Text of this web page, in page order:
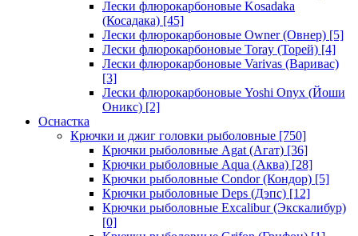
Лески флюрокарбоновые Kosadaka
(Косадака) [45]
Лески флюрокарбоновые Owner (Овнер) [5]
Лески флюрокарбоновые Toray (Торей) [4]
Лески флюрокарбоновые Varivas (Варивас)
[3]
Лески флюрокарбоновые Yoshi Onyx (Йоши
Оникс) [2]
Оснастка
Крючки и джиг головки рыболовные [750]
Крючки рыболовные Agat (Агат) [36]
Крючки рыболовные Aqua (Аква) [28]
Крючки рыболовные Condor (Кондор) [5]
Крючки рыболовные Deps (Дэпс) [12]
Крючки рыболовные Excalibur (Экскалибур)
[0]